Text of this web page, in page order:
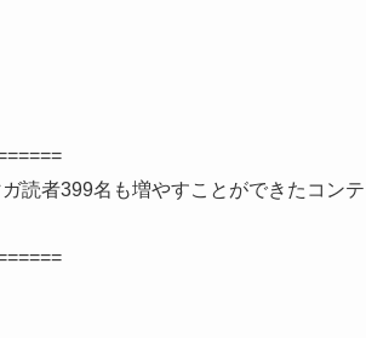
読者399名も増やすことができたコンテ